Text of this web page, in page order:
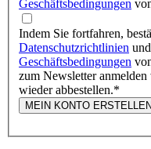
Geschäftsbedingungen
Indem Sie fortfahren,
Datenschutzrichtlinien
Geschäftsbedingungen
zum Newsletter
wieder abbestellen.*
MEIN KONTO ERSTELLEN